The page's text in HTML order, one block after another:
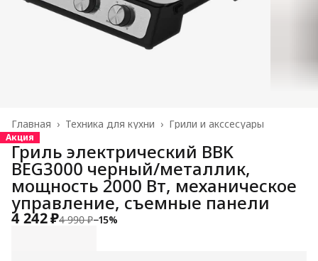
Грили и акссесуары
Техника для кухни ›
Главная ›
Акция
Гриль электрический BBK
BEG3000 черный/металлик,
мощность 2000 Вт, механическое
управление, съемные панели
4 242 ₽4 990 ₽−15%